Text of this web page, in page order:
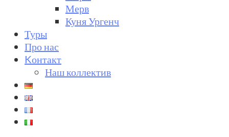
Мерв
Куня Ургенч
Туры
Про нас
Kонтакт
Наш коллектив